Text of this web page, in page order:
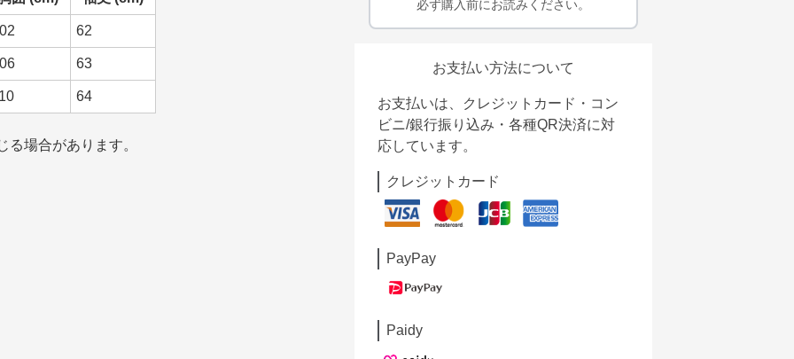
62
63
64
場合があります。
必ず購入前にお読みください。
お支払い方法について
お支払いは、クレジットカード・コン
ビニ/銀行振り込み・各種QR決済に対
応しています。
クレジットカード
PayPay
Paidy